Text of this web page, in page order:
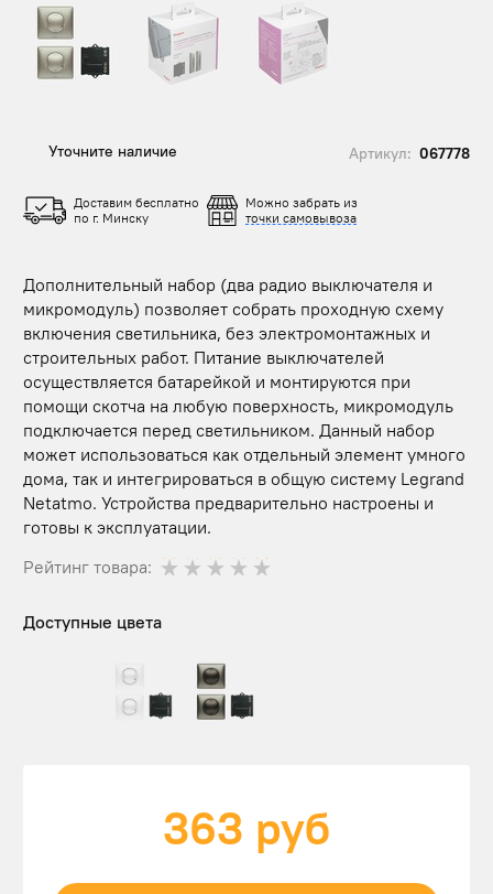
Уточните наличие Артикул: 067778
Доставим бесплатно
по г. Минску
Можно забрать из
точки самовывоза
Дополнительный набор (два радио выключателя и
микромодуль) позволяет собрать проходную схему
включения светильника, без электромонтажных и
строительных работ. Питание выключателей
осуществляется батарейкой и монтируются при
помощи скотча на любую поверхность, микромодуль
подключается перед светильником. Данный набор
может использоваться как отдельный элемент умного
дома, так и интегрироваться в общую систему Legrand
Netatmo. Устройства предварительно настроены и
готовы к эксплуатации.
Рейтинг товара:
Доступные цвета
363 руб